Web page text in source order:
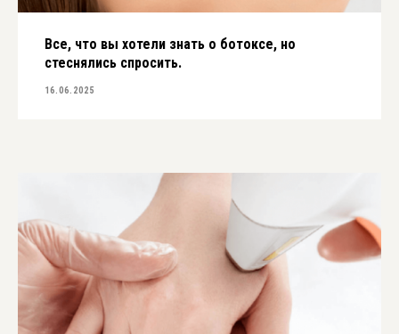
Все, что вы хотели знать о ботоксе, но
стеснялись спросить.
16.06.2025